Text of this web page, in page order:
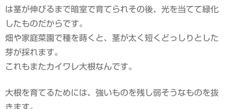
は茎が伸びるまで暗室で育てられその後、光を当てて緑化
したものだからです。
畑や家庭菜園で種を蒔くと、茎が太く短くどっしりとした
芽が採れます。
これもまたカイワレ大根なんです。
大根を育てるためには、強いものを残し弱そうなものを抜
きます。